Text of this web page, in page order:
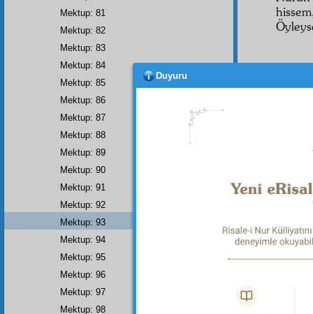
Bâkî
Mektup: 81
Mektup: 82
Mektup: 83
Mektup: 84
Mektup: 85
Mektup: 86
Mektup: 87
Mektup: 88
Mektup: 89
Mektup: 90
Mektup: 91
Mektup: 92
Mektup: 93
Mektup: 94
Mektup: 95
Mektup: 96
Mektup: 97
Mektup: 98
Duyuru